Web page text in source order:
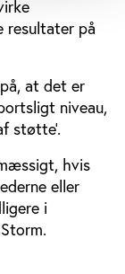
på
at det er
niveau,
støtte’.
hvis
eller
i